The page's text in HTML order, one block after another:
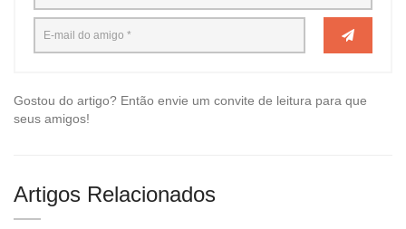
Gostou do artigo? Então envie um convite de leitura para que
seus amigos!
Artigos Relacionados